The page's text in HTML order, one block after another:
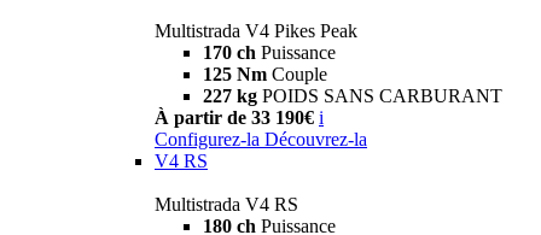
Multistrada V4 Pikes Peak
170 ch Puissance
125 Nm Couple
227 kg POIDS SANS CARBURANT
À partir de 33 190€ i
Configurez-la Découvrez-la
V4 RS
Multistrada V4 RS
180 ch Puissance